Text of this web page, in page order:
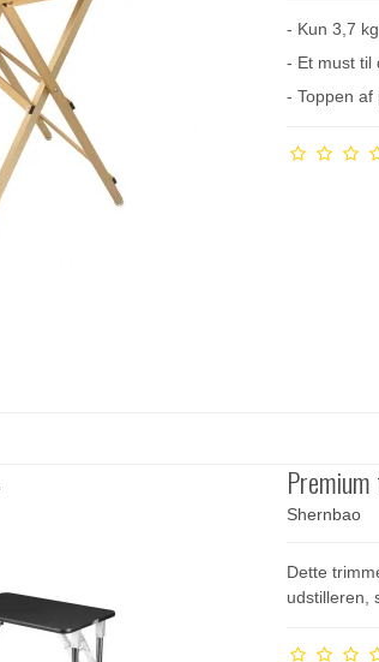
- Kun 3,7 kg
- Et must til
- Toppen
Shernbao
Dette
udstilleren,